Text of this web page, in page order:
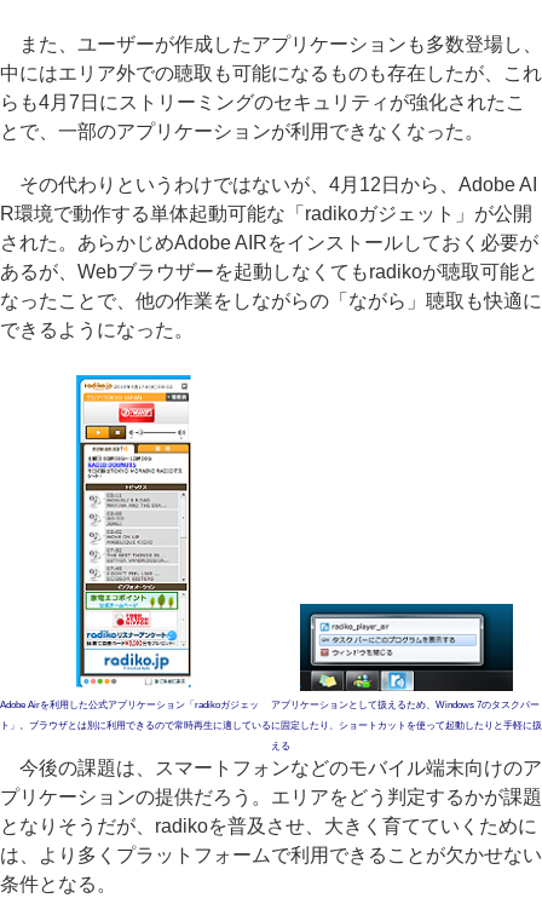
また、ユーザーが作成したアプリケーションも多数登場し、
中にはエリア外での聴取も可能になるものも存在したが、これ
らも4月7日にストリーミングのセキュリティが強化されたこ
とで、一部のアプリケーションが利用できなくなった。
その代わりというわけではないが、4月12日から、Adobe AI
R環境で動作する単体起動可能な「radikoガジェット」が公開
された。あらかじめAdobe AIRをインストールしておく必要が
あるが、Webブラウザーを起動しなくてもradikoが聴取可能と
なったことで、他の作業をしながらの「ながら」聴取も快適に
できるようになった。
Adobe Airを利用した公式アプリケーション「radikoガジェッ
ト」。ブラウザとは別に利用できるので常時再生に適している
アプリケーションとして扱えるため、Windows 7のタスクバー
に固定したり、ショートカットを使って起動したりと手軽に扱
える
今後の課題は、スマートフォンなどのモバイル端末向けのア
プリケーションの提供だろう。エリアをどう判定するかが課題
となりそうだが、radikoを普及させ、大きく育てていくために
は、より多くプラットフォームで利用できることが欠かせない
条件となる。